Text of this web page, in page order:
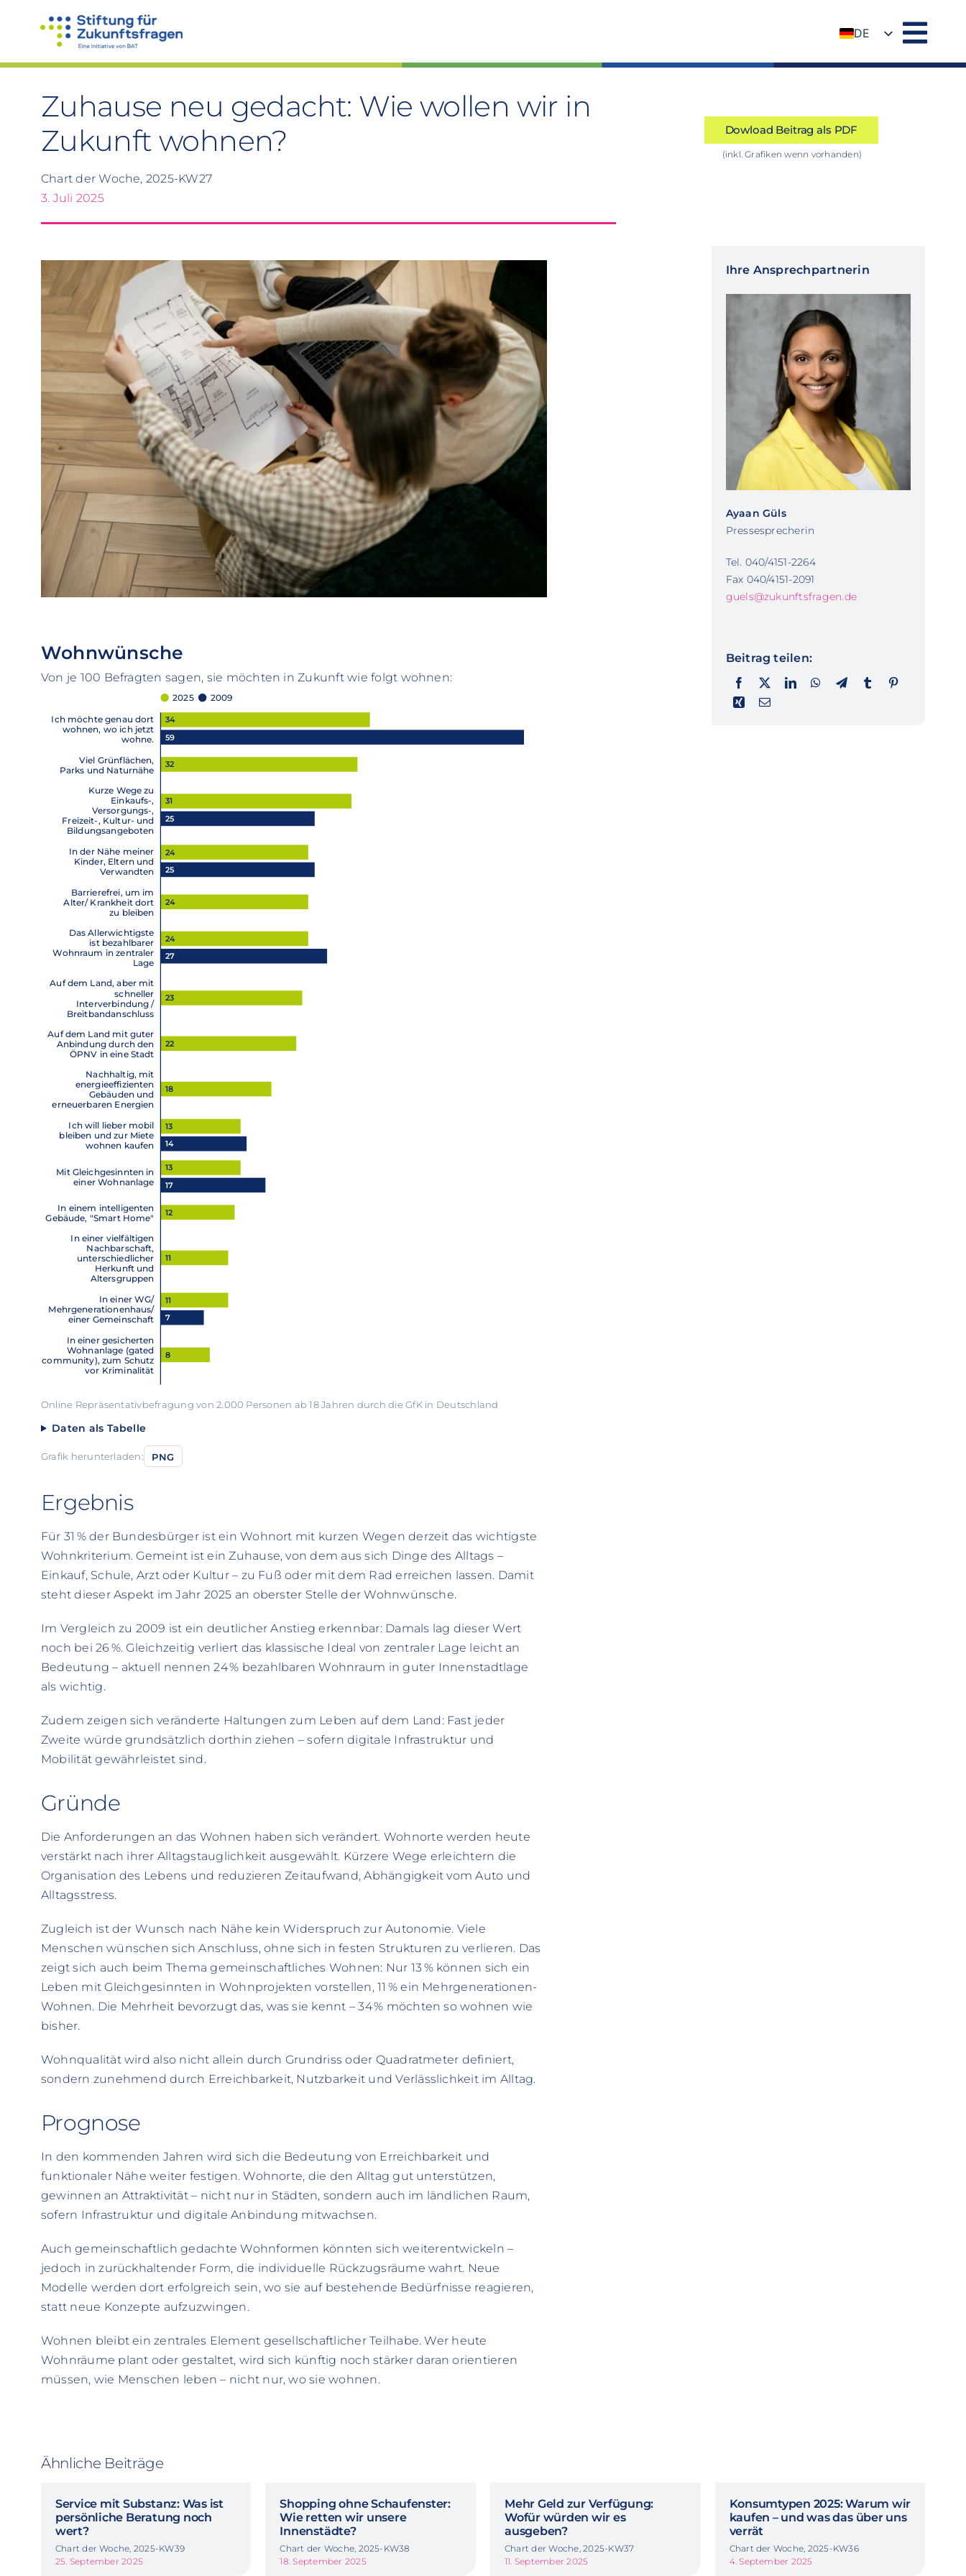
DE
Zuhause neu gedacht: Wie wollen wir in
Zukunft wohnen?
Chart der Woche, 2025-KW27
3. Juli 2025
Dowload Beitrag als PDF
(inkl. Grafiken wenn vorhanden)
Wohnwünsche
Von je 100 Befragten sagen, sie möchten in Zukunft wie folgt wohnen:
2025 2009
Ich möchte genau dort
wohnen, wo ich jetzt
wohne.
34
59
Viel Grünflächen,
Parks und Naturnähe
32
Kurze Wege zu
Einkaufs-,
Versorgungs-,
Freizeit-, Kultur- und
Bildungsangeboten
31
25
In der Nähe meiner
Kinder, Eltern und
Verwandten
24
25
Barrierefrei, um im
Alter/ Krankheit dort
zu bleiben
24
Das Allerwichtigste
ist bezahlbarer
Wohnraum in zentraler
Lage
24
27
Auf dem Land, aber mit
schneller
Interverbindung /
Breitbandanschluss
23
Auf dem Land mit guter
Anbindung durch den
ÖPNV in eine Stadt
22
Nachhaltig, mit
energieeffizienten
Gebäuden und
erneuerbaren Energien
18
Ich will lieber mobil
bleiben und zur Miete
wohnen kaufen
13
14
Mit Gleichgesinnten in
einer Wohnanlage
13
17
In einem intelligenten
Gebäude, "Smart Home"
12
In einer vielfältigen
Nachbarschaft,
unterschiedlicher
Herkunft und
Altersgruppen
11
In einer WG/
Mehrgenerationenhaus/
einer Gemeinschaft
11
7
In einer gesicherten
Wohnanlage (gated
community), zum Schutz
vor Kriminalität
8
Online Repräsentativbefragung von 2.000 Personen ab 18 Jahren durch die GfK in Deutschland
Daten als Tabelle
Grafik herunterladen: PNG
Ergebnis
Für 31 % der Bundesbürger ist ein Wohnort mit kurzen Wegen derzeit das wichtigste
Wohnkriterium. Gemeint ist ein Zuhause, von dem aus sich Dinge des Alltags –
Einkauf, Schule, Arzt oder Kultur – zu Fuß oder mit dem Rad erreichen lassen. Damit
steht dieser Aspekt im Jahr 2025 an oberster Stelle der Wohnwünsche.
Im Vergleich zu 2009 ist ein deutlicher Anstieg erkennbar: Damals lag dieser Wert
noch bei 26 %. Gleichzeitig verliert das klassische Ideal von zentraler Lage leicht an
Bedeutung – aktuell nennen 24 % bezahlbaren Wohnraum in guter Innenstadtlage
als wichtig.
Zudem zeigen sich veränderte Haltungen zum Leben auf dem Land: Fast jeder
Zweite würde grundsätzlich dorthin ziehen – sofern digitale Infrastruktur und
Mobilität gewährleistet sind.
Gründe
Die Anforderungen an das Wohnen haben sich verändert. Wohnorte werden heute
verstärkt nach ihrer Alltagstauglichkeit ausgewählt. Kürzere Wege erleichtern die
Organisation des Lebens und reduzieren Zeitaufwand, Abhängigkeit vom Auto und
Alltagsstress.
Zugleich ist der Wunsch nach Nähe kein Widerspruch zur Autonomie. Viele
Menschen wünschen sich Anschluss, ohne sich in festen Strukturen zu verlieren. Das
zeigt sich auch beim Thema gemeinschaftliches Wohnen: Nur 13 % können sich ein
Leben mit Gleichgesinnten in Wohnprojekten vorstellen, 11 % ein Mehrgenerationen-
Wohnen. Die Mehrheit bevorzugt das, was sie kennt – 34 % möchten so wohnen wie
bisher.
Wohnqualität wird also nicht allein durch Grundriss oder Quadratmeter definiert,
sondern zunehmend durch Erreichbarkeit, Nutzbarkeit und Verlässlichkeit im Alltag.
Prognose
In den kommenden Jahren wird sich die Bedeutung von Erreichbarkeit und
funktionaler Nähe weiter festigen. Wohnorte, die den Alltag gut unterstützen,
gewinnen an Attraktivität – nicht nur in Städten, sondern auch im ländlichen Raum,
sofern Infrastruktur und digitale Anbindung mitwachsen.
Auch gemeinschaftlich gedachte Wohnformen könnten sich weiterentwickeln –
jedoch in zurückhaltender Form, die individuelle Rückzugsräume wahrt. Neue
Modelle werden dort erfolgreich sein, wo sie auf bestehende Bedürfnisse reagieren,
statt neue Konzepte aufzuzwingen.
Wohnen bleibt ein zentrales Element gesellschaftlicher Teilhabe. Wer heute
Wohnräume plant oder gestaltet, wird sich künftig noch stärker daran orientieren
müssen, wie Menschen leben – nicht nur, wo sie wohnen.
Ihre Ansprechpartnerin
Ayaan Güls
Pressesprecherin
Tel. 040/4151-2264
Fax 040/4151-2091
guels@zukunftsfragen.de
Beitrag teilen:
Ähnliche Beiträge
Service mit Substanz: Was ist
persönliche Beratung noch
wert?
Chart der Woche, 2025-KW39
25. September 2025
Shopping ohne Schaufenster:
Wie retten wir unsere
Innenstädte?
Chart der Woche, 2025-KW38
18. September 2025
Mehr Geld zur Verfügung:
Wofür würden wir es
ausgeben?
Chart der Woche, 2025-KW37
11. September 2025
Konsumtypen 2025: Warum wir
kaufen – und was das über uns
verrät
Chart der Woche, 2025-KW36
4. September 2025